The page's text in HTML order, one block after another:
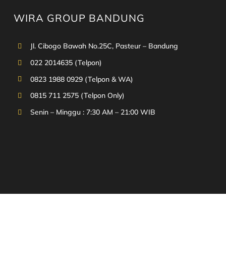
WIRA GROUP BANDUNG
Jl. Cibogo Bawah No.25C, Pasteur – Bandung
022 2014635 (Telpon)
0823 1988 0929 (Telpon & WA)
0815 711 2575 (Telpon Only)
Senin – Minggu : 7:30 AM – 21:00 WIB